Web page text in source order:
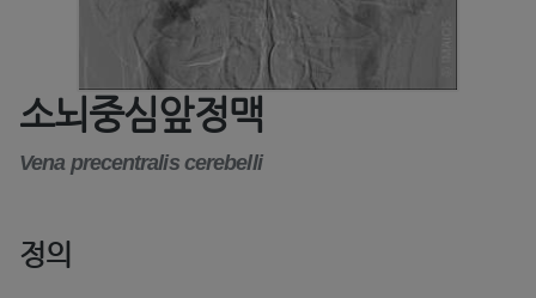
소뇌중심앞정맥
Vena precentralis cerebelli
정의